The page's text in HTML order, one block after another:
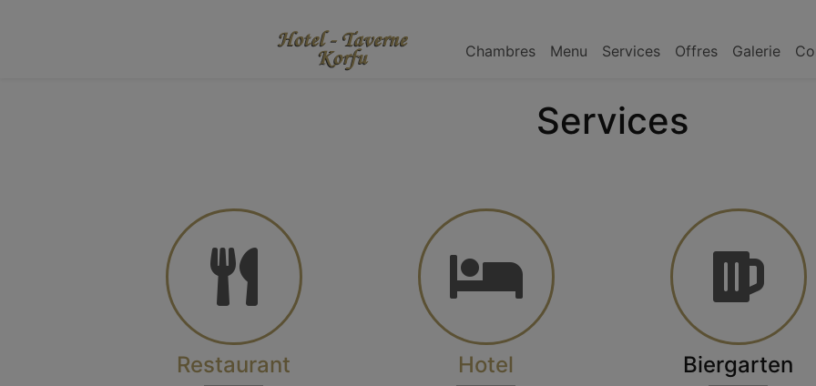
Chambres Menu Services Offres Galerie
Services
Restaurant Hotel Biergarten